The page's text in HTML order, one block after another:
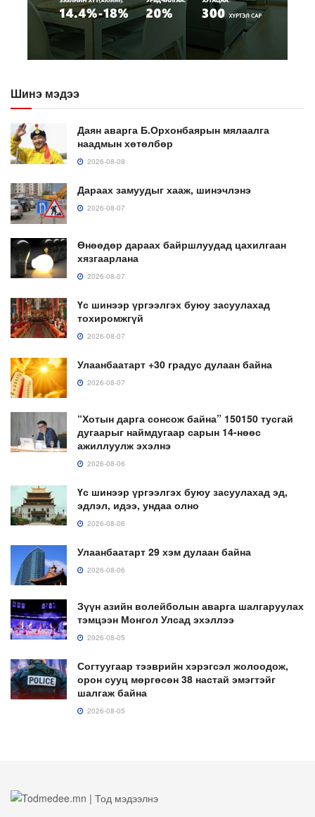
Шинэ мэдээ
Даян аварга Б.Орхонбаярын мялаалга
наадмын хөтөлбөр
2026-08-08
Дараах замуудыг хааж, шинэчлэнэ
2026-08-07
Өнөөдөр дараах байршлуудад цахилгаан
хязгаарлана
2026-08-07
Үс шинээр үргээлгэх буюу засуулахад
тохиромжгүй
2026-08-07
Улаанбаатарт +30 градус дулаан байна
2026-08-07
“Хотын дарга сонсож байна” 150150 тусгай
дугаарыг наймдугаар сарын 14-нөөс
ажиллуулж эхэлнэ
2026-08-06
Үс шинээр үргээлгэх буюу засуулахад эд,
эдлэл, идээ, ундаа олно
2026-08-06
Улаанбаатарт 29 хэм дулаан байна
2026-08-06
Зүүн азийн волейболын аварга шалгаруулах
тэмцээн Монгол Улсад эхэллээ
2026-08-05
Согтуугаар тээврийн хэрэгсэл жолоодож,
орон сууц мөргөсөн 38 настай эмэгтэйг
шалгаж байна
2026-08-05